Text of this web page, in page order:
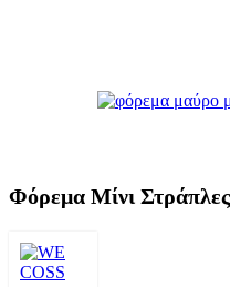
Φόρεμα Μίνι